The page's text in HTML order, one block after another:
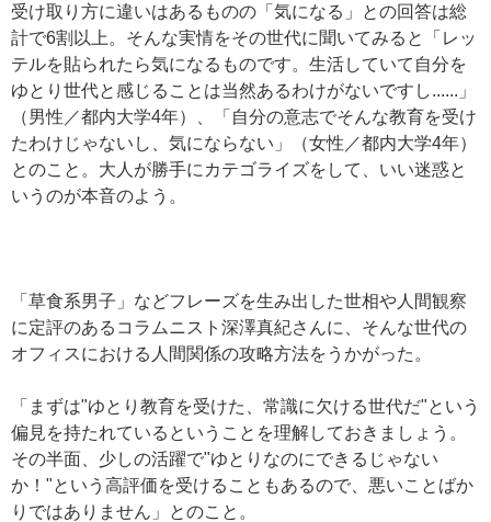
受け取り方に違いはあるものの「気になる」との回答は総
計で6割以上。そんな実情をその世代に聞いてみると「レッ
テルを貼られたら気になるものです。生活していて自分を
ゆとり世代と感じることは当然あるわけがないですし......」
（男性／都内大学4年）、「自分の意志でそんな教育を受け
たわけじゃないし、気にならない」（女性／都内大学4年）
とのこと。大人が勝手にカテゴライズをして、いい迷惑と
いうのが本音のよう。
「草食系男子」などフレーズを生み出した世相や人間観察
に定評のあるコラムニスト深澤真紀さんに、そんな世代の
オフィスにおける人間関係の攻略方法をうかがった。
「まずは"ゆとり教育を受けた、常識に欠ける世代だ"という
偏見を持たれているということを理解しておきましょう。
その半面、少しの活躍で"ゆとりなのにできるじゃない
か！"という高評価を受けることもあるので、悪いことばか
りではありません」とのこと。